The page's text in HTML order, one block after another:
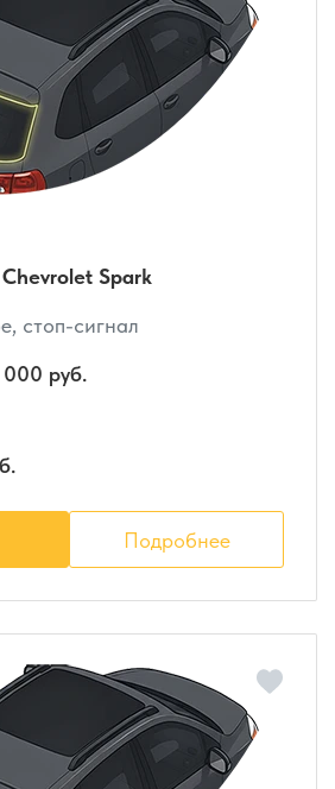
Spark
стоп-сигнал
руб.
Подробнее